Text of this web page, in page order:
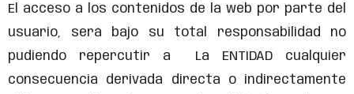
El acceso a los contenidos de la web por parte del
usuario, será bajo su total responsabilidad no
pudiendo repercutir a La ENTIDAD cualquier
consecuencia derivada directa o indirectamente